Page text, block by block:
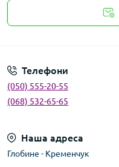
Телефони
(050) 555-20-55
(068) 532-65-65
Наша адреса
Глобине - Кременчук